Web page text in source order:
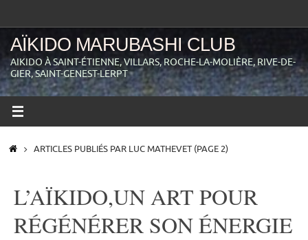
contenu
AÏKIDO MARUBASHI CLUB
AIKIDO À SAINT-ÉTIENNE, VILLARS, ROCHE-LA-MOLIÈRE, RIVE-DE-
GIER, SAINT-GENEST-LERPT
ACCUEIL
ARTICLES PUBLIÉS PAR LUC MATHEVET(PAGE 2)
L’AÏKIDO,UN ART POUR
RÉGÉNÉRER SON ÉNERGIE